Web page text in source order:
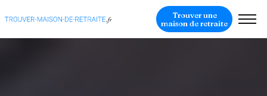
Trouver une
maison de retraite